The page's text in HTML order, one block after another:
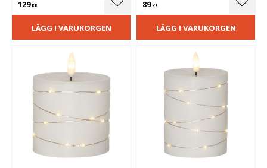
129KR Lägg till i favoriter
LÄGG I VARUKORGEN
89KR
LÄGG I VARUKORGEN